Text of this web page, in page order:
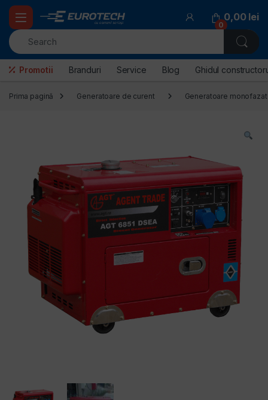
Skip to navigation
Skip to content
0
0,00 lei
Promotii Branduri Service Blog Ghidul
Prima pagină Generatoare de curent Generatoare